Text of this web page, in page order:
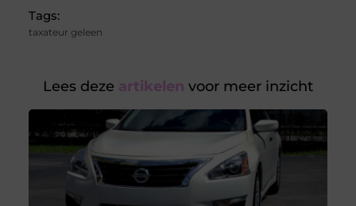
Tags:
taxateur geleen
Lees deze artikelen voor meer inzicht